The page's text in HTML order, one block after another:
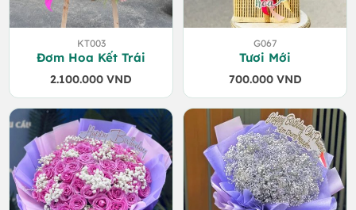
KT003
Đơm Hoa Kết Trái
2.100.000 VND
G067
Tươi Mới
700.000 VND